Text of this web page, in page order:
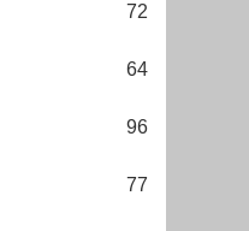
72
64
96
77